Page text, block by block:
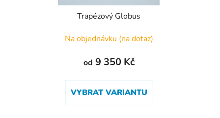
Trapézový Globus
Na objednávku (na dotaz)
od 9 350 Kč
VYBRAT VARIANTU